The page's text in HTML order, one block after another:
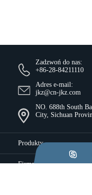
Zadzwoń do nas:
+86-28-84211110
Adres e-mail:
jkz@cn-jkz.com
NO. 688th South
City, Sichuan
Produkty
Firma
